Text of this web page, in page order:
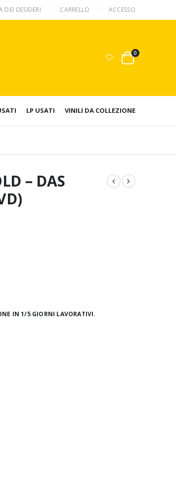
DEI DESIDERI CARRELLO ACCESSO
0
LP USATI VINILI DA COLLEZIONE
– DAS
IN 1/5 GIORNI LAVORATIVI.